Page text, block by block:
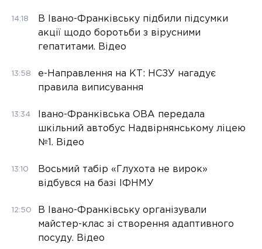
14:18
В Івано-Франківську підбили підсумки
акції щодо боротьби з вірусними
гепатитами. Відео
13:58
е-Направлення на КТ: НСЗУ нагадує
правила виписування
13:34
Івано-Франківська ОВА передала
шкільний автобус Надвірнянському ліцею
№1. Відео
13:10
Восьмий табір «Глухота не вирок»
відбувся на базі ІФНМУ
12:50
В Івано-Франківську організували
майстер-клас зі створення адаптивного
посуду. Відео